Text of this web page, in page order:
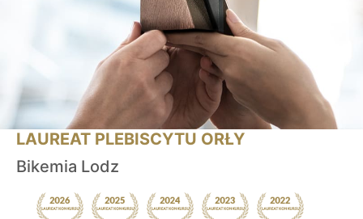
LAUREAT PLEBISCYTU ORŁY
Bikemia Lodz